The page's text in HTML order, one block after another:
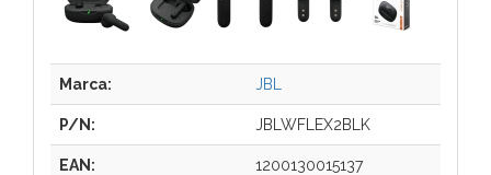
Marca: JBL
P/N: JBLWFLEX2BLK
EAN: 1200130015137